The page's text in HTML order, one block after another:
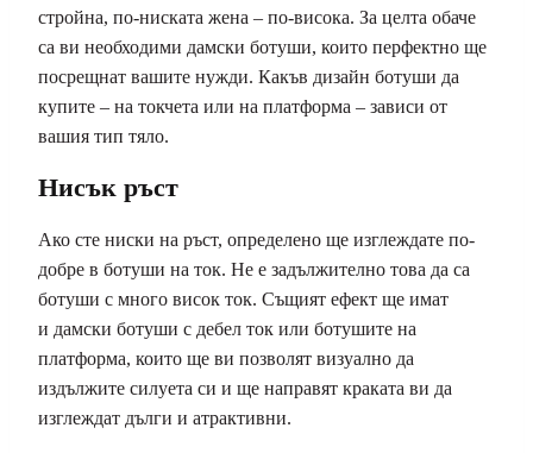
стройна, по-ниската жена – по-висока. За целта обаче
са ви необходими дамски ботуши, които перфектно ще
посрещнат вашите нужди. Какъв дизайн ботуши да
купите – на токчета или на платформа – зависи от
вашия тип тяло.
Нисък ръст
Ако сте ниски на ръст, определено ще изглеждате по-
добре в ботуши на ток. Не е задължително това да са
ботуши с много висок ток. Същият ефект ще имат
и дамски ботуши с дебел ток или ботушите на
платформа, които ще ви позволят визуално да
издължите силуета си и ще направят краката ви да
изглеждат дълги и атрактивни.